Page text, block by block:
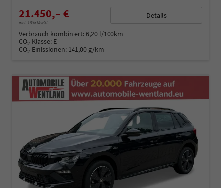
21.450,– €
incl. 19% MwSt.
Details
Verbrauch kombiniert:6,20 l/100km
CO2-Klasse: E
CO2-Emissionen: 141,00 g/km